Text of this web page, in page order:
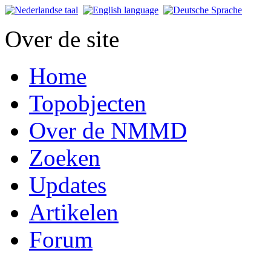
Over de site
Home
Topobjecten
Over de NMMD
Zoeken
Updates
Artikelen
Forum